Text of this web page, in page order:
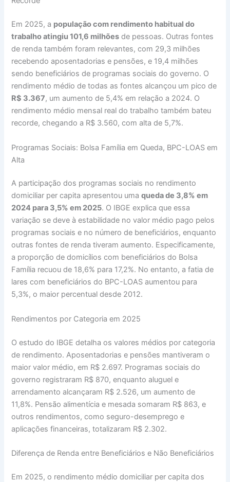
Em 2025, a população com rendimento habitual do
trabalho atingiu 101,6 milhões de pessoas. Outras fontes
de renda também foram relevantes, com 29,3 milhões
recebendo aposentadorias e pensões, e 19,4 milhões
sendo beneficiários de programas sociais do governo. O
rendimento médio de todas as fontes alcançou um pico de
R$ 3.367, um aumento de 5,4% em relação a 2024. O
rendimento médio mensal real do trabalho também bateu
recorde, chegando a R$ 3.560, com alta de 5,7%.
Programas Sociais: Bolsa Família em Queda, BPC-LOAS em
Alta
A participação dos programas sociais no rendimento
domiciliar per capita apresentou umaqueda de 3,8% em
2024 para 3,5% em 2025. O IBGE explica que essa
variação se deve à estabilidade no valor médio pago pelos
programas sociais e no número de beneficiários, enquanto
outras fontes de renda tiveram aumento. Especificamente,
a proporção de domicílios com beneficiários do Bolsa
Família recuou de 18,6% para 17,2%. No entanto, a fatia de
lares com beneficiários do BPC-LOAS aumentou para
5,3%, o maior percentual desde 2012.
Rendimentos por Categoria em 2025
O estudo do IBGE detalha os valores médios por categoria
de rendimento. Aposentadorias e pensões mantiveram o
maior valor médio, em R$ 2.697. Programas sociais do
governo registraram R$ 870, enquanto aluguel e
arrendamento alcançaram R$ 2.526, um aumento de
11,8%. Pensão alimentícia e mesada somaram R$ 863, e
outros rendimentos, como seguro-desemprego e
aplicações financeiras, totalizaram R$ 2.302.
Diferença de Renda entre Beneficiários e Não Beneficiários
Em 2025, o rendimento médio domiciliar per capita dos